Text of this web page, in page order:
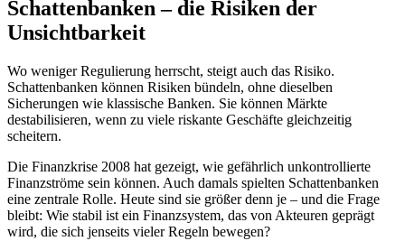
Schattenbanken – die Risiken der
Unsichtbarkeit
Wo weniger Regulierung herrscht, steigt auch das Risiko.
Schattenbanken können Risiken bündeln, ohne dieselben
Sicherungen wie klassische Banken. Sie können Märkte
destabilisieren, wenn zu viele riskante Geschäfte gleichzeitig
scheitern.
Die Finanzkrise 2008 hat gezeigt, wie gefährlich unkontrollierte
Finanzströme sein können. Auch damals spielten Schattenbanken
eine zentrale Rolle. Heute sind sie größer denn je – und die Frage
bleibt: Wie stabil ist ein Finanzsystem, das von Akteuren geprägt
wird, die sich jenseits vieler Regeln bewegen?